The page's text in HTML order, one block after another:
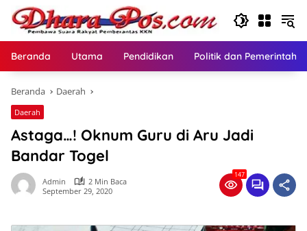
Langsung
konten
Beranda Utama Pendidikan Politik dan
Beranda Daerah
Daerah
Astaga…! Oknum Guru di Aru Jadi
Bandar Togel
Admin
2 Min Baca
September 29, 2020
147